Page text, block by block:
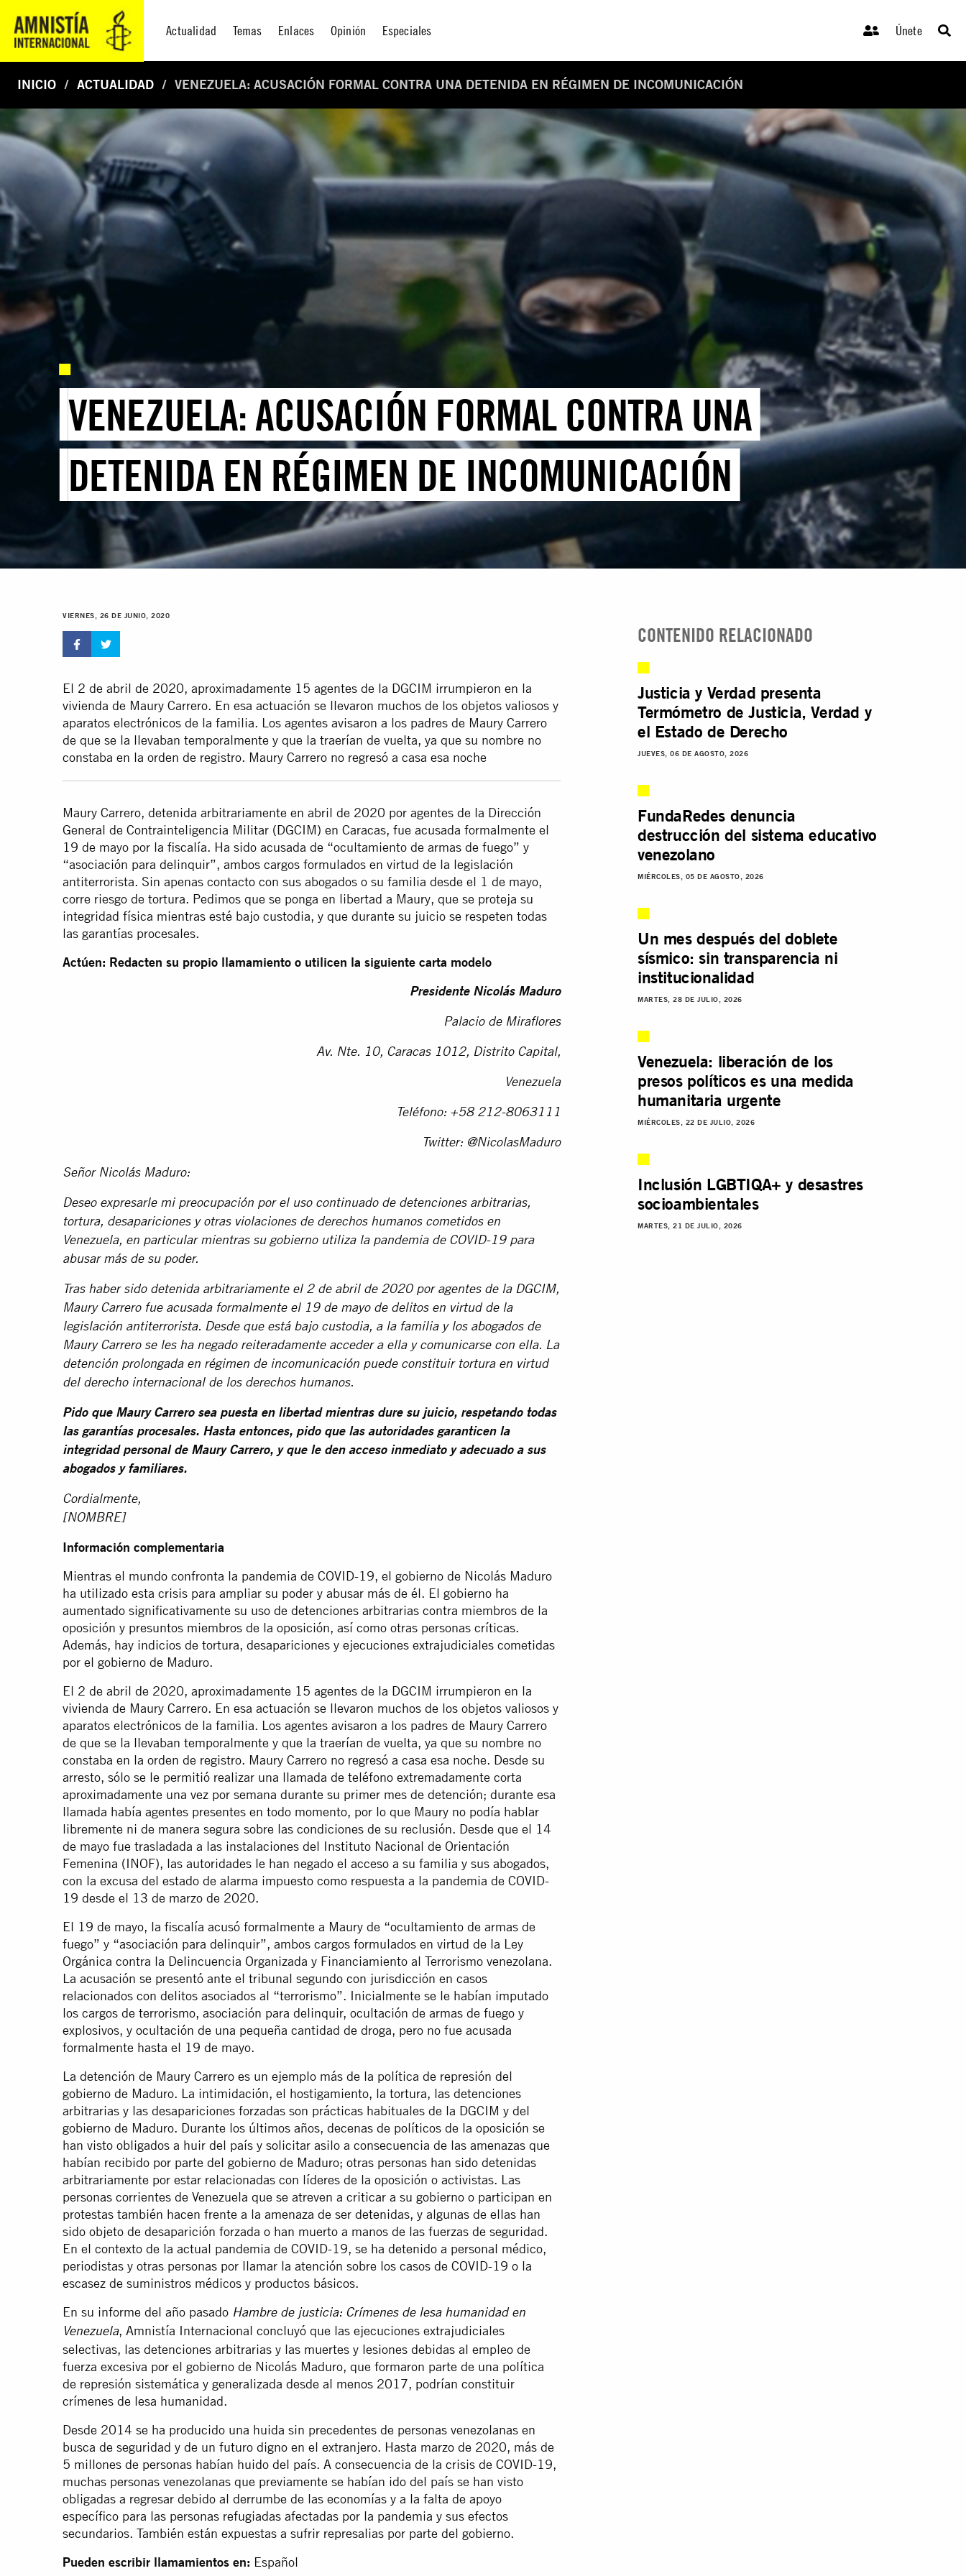
Actualidad Temas Enlaces Opinión Especiales Únete
INICIO ACTUALIDAD VENEZUELA: ACUSACIÓN FORMAL CONTRA UNA DETENIDA EN RÉGIMEN DE INCOMUNICACIÓN
VENEZUELA: ACUSACIÓN FORMAL CONTRA UNA
DETENIDA EN RÉGIMEN DE INCOMUNICACIÓN
VIERNES, 26 DE JUNIO, 2020
El 2 de abril de 2020, aproximadamente 15 agentes de la DGCIM irrumpieron en la
vivienda de Maury Carrero. En esa actuación se llevaron muchos de los objetos valiosos y
aparatos electrónicos de la familia. Los agentes avisaron a los padres de Maury Carrero
de que se la llevaban temporalmente y que la traerían de vuelta, ya que su nombre no
constaba en la orden de registro. Maury Carrero no regresó a casa esa noche
Maury Carrero, detenida arbitrariamente en abril de 2020 por agentes de la Dirección
General de Contrainteligencia Militar (DGCIM) en Caracas, fue acusada formalmente el
19 de mayo por la fiscalía. Ha sido acusada de “ocultamiento de armas de fuego” y
“asociación para delinquir”, ambos cargos formulados en virtud de la legislación
antiterrorista. Sin apenas contacto con sus abogados o su familia desde el 1 de mayo,
corre riesgo de tortura. Pedimos que se ponga en libertad a Maury, que se proteja su
integridad física mientras esté bajo custodia, y que durante su juicio se respeten todas
las garantías procesales.
Actúen: Redacten su propio llamamiento o utilicen la siguiente carta modelo
Presidente Nicolás Maduro
Palacio de Miraflores
Av. Nte. 10, Caracas 1012, Distrito Capital,
Venezuela
Teléfono: +58 212-8063111
Twitter: @NicolasMaduro
Señor Nicolás Maduro:
Deseo expresarle mi preocupación por el uso continuado de detenciones arbitrarias,
tortura, desapariciones y otras violaciones de derechos humanos cometidos en
Venezuela, en particular mientras su gobierno utiliza la pandemia de COVID-19 para
abusar más de su poder.
Tras haber sido detenida arbitrariamente el 2 de abril de 2020 por agentes de la DGCIM,
Maury Carrero fue acusada formalmente el 19 de mayo de delitos en virtud de la
legislación antiterrorista. Desde que está bajo custodia, a la familia y los abogados de
Maury Carrero se les ha negado reiteradamente acceder a ella y comunicarse con ella. La
detención prolongada en régimen de incomunicación puede constituir tortura en virtud
del derecho internacional de los derechos humanos.
Pido que Maury Carrero sea puesta en libertad mientras dure su juicio, respetando todas
las garantías procesales. Hasta entonces, pido que las autoridades garanticen la
integridad personal de Maury Carrero, y que le den acceso inmediato y adecuado a sus
abogados y familiares.
Cordialmente,
[NOMBRE]
Información complementaria
Mientras el mundo confronta la pandemia de COVID-19, el gobierno de Nicolás Maduro
ha utilizado esta crisis para ampliar su poder y abusar más de él. El gobierno ha
aumentado significativamente su uso de detenciones arbitrarias contra miembros de la
oposición y presuntos miembros de la oposición, así como otras personas críticas.
Además, hay indicios de tortura, desapariciones y ejecuciones extrajudiciales cometidas
por el gobierno de Maduro.
El 2 de abril de 2020, aproximadamente 15 agentes de la DGCIM irrumpieron en la
vivienda de Maury Carrero. En esa actuación se llevaron muchos de los objetos valiosos y
aparatos electrónicos de la familia. Los agentes avisaron a los padres de Maury Carrero
de que se la llevaban temporalmente y que la traerían de vuelta, ya que su nombre no
constaba en la orden de registro. Maury Carrero no regresó a casa esa noche. Desde su
arresto, sólo se le permitió realizar una llamada de teléfono extremadamente corta
aproximadamente una vez por semana durante su primer mes de detención; durante esa
llamada había agentes presentes en todo momento, por lo que Maury no podía hablar
libremente ni de manera segura sobre las condiciones de su reclusión. Desde que el 14
de mayo fue trasladada a las instalaciones del Instituto Nacional de Orientación
Femenina (INOF), las autoridades le han negado el acceso a su familia y sus abogados,
con la excusa del estado de alarma impuesto como respuesta a la pandemia de COVID-
19 desde el 13 de marzo de 2020.
El 19 de mayo, la fiscalía acusó formalmente a Maury de “ocultamiento de armas de
fuego” y “asociación para delinquir”, ambos cargos formulados en virtud de la Ley
Orgánica contra la Delincuencia Organizada y Financiamiento al Terrorismo venezolana.
La acusación se presentó ante el tribunal segundo con jurisdicción en casos
relacionados con delitos asociados al “terrorismo”. Inicialmente se le habían imputado
los cargos de terrorismo, asociación para delinquir, ocultación de armas de fuego y
explosivos, y ocultación de una pequeña cantidad de droga, pero no fue acusada
formalmente hasta el 19 de mayo.
La detención de Maury Carrero es un ejemplo más de la política de represión del
gobierno de Maduro. La intimidación, el hostigamiento, la tortura, las detenciones
arbitrarias y las desapariciones forzadas son prácticas habituales de la DGCIM y del
gobierno de Maduro. Durante los últimos años, decenas de políticos de la oposición se
han visto obligados a huir del país y solicitar asilo a consecuencia de las amenazas que
habían recibido por parte del gobierno de Maduro; otras personas han sido detenidas
arbitrariamente por estar relacionadas con líderes de la oposición o activistas. Las
personas corrientes de Venezuela que se atreven a criticar a su gobierno o participan en
protestas también hacen frente a la amenaza de ser detenidas, y algunas de ellas han
sido objeto de desaparición forzada o han muerto a manos de las fuerzas de seguridad.
En el contexto de la actual pandemia de COVID-19, se ha detenido a personal médico,
periodistas y otras personas por llamar la atención sobre los casos de COVID-19 o la
escasez de suministros médicos y productos básicos.
En su informe del año pasado Hambre de justicia: Crímenes de lesa humanidad en
Venezuela, Amnistía Internacional concluyó que las ejecuciones extrajudiciales
selectivas, las detenciones arbitrarias y las muertes y lesiones debidas al empleo de
fuerza excesiva por el gobierno de Nicolás Maduro, que formaron parte de una política
de represión sistemática y generalizada desde al menos 2017, podrían constituir
crímenes de lesa humanidad.
Desde 2014 se ha producido una huida sin precedentes de personas venezolanas en
busca de seguridad y de un futuro digno en el extranjero. Hasta marzo de 2020, más de
5 millones de personas habían huido del país. A consecuencia de la crisis de COVID-19,
muchas personas venezolanas que previamente se habían ido del país se han visto
obligadas a regresar debido al derrumbe de las economías y a la falta de apoyo
específico para las personas refugiadas afectadas por la pandemia y sus efectos
secundarios. También están expuestas a sufrir represalias por parte del gobierno.
Pueden escribir llamamientos en: Español
CONTENIDO RELACIONADO
Justicia y Verdad presenta
Termómetro de Justicia, Verdad y
el Estado de Derecho
JUEVES, 06 DE AGOSTO, 2026
FundaRedes denuncia
destrucción del sistema educativo
venezolano
MIÉRCOLES, 05 DE AGOSTO, 2026
Un mes después del doblete
sísmico: sin transparencia ni
institucionalidad
MARTES, 28 DE JULIO, 2026
Venezuela: liberación de los
presos políticos es una medida
humanitaria urgente
MIÉRCOLES, 22 DE JULIO, 2026
Inclusión LGBTIQA+ y desastres
socioambientales
MARTES, 21 DE JULIO, 2026